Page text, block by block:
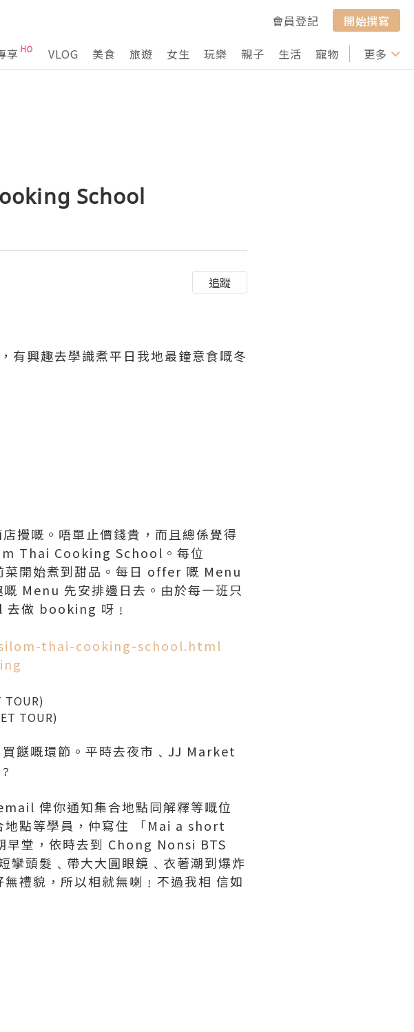
會員登記
開始撰寫
享 VLOG 美食 旅遊 女生 玩樂 親子 生活 寵物 行山 打卡
更多
School
追蹤
有興趣去學識煮平日我地最鐘意食嘅冬
攪嘅。唔單止價錢貴，而且總係覺得
Thai Cooking School。每位
開始煮到甜品。每日 offer 嘅 Menu
Menu 先安排邊日去。由於每一班只
做 booking 呀﹗
thai-cooking-school.html
TOUR)
TOUR)
餸嘅環節。平時去夜市﹑JJ Market
俾你通知集合地點同解釋等嘅位
點等學員，仲寫住 「Mai a short
堂，依時去到 Chong Nonsi BTS
頭髮﹑帶大大圓眼鏡﹑衣著潮到爆炸
禮貌，所以相就無喇﹗不過我相 信如